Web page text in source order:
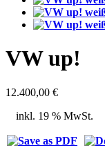
VW up!
12.400,00 €
inkl. 19 % MwSt.